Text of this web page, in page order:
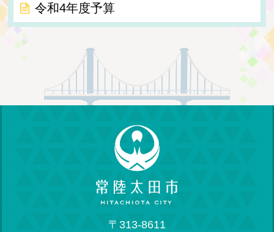
令和4年度予算
〒313-8611